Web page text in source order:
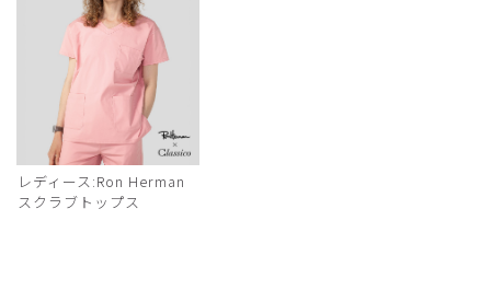
レディース:Ron Herman
スクラブトップス